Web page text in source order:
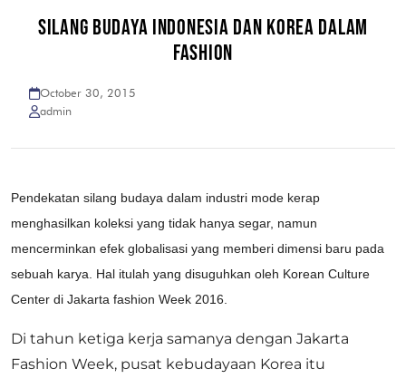
SILANG BUDAYA INDONESIA DAN KOREA DALAM
FASHION
October 30, 2015
admin
Pendekatan silang budaya dalam industri mode kerap
menghasilkan koleksi yang tidak hanya segar, namun
mencerminkan efek globalisasi yang memberi dimensi baru pada
sebuah karya. Hal itulah yang disuguhkan oleh Korean Culture
Center di Jakarta fashion Week 2016.
Di tahun ketiga kerja samanya dengan Jakarta
Fashion Week, pusat kebudayaan Korea itu